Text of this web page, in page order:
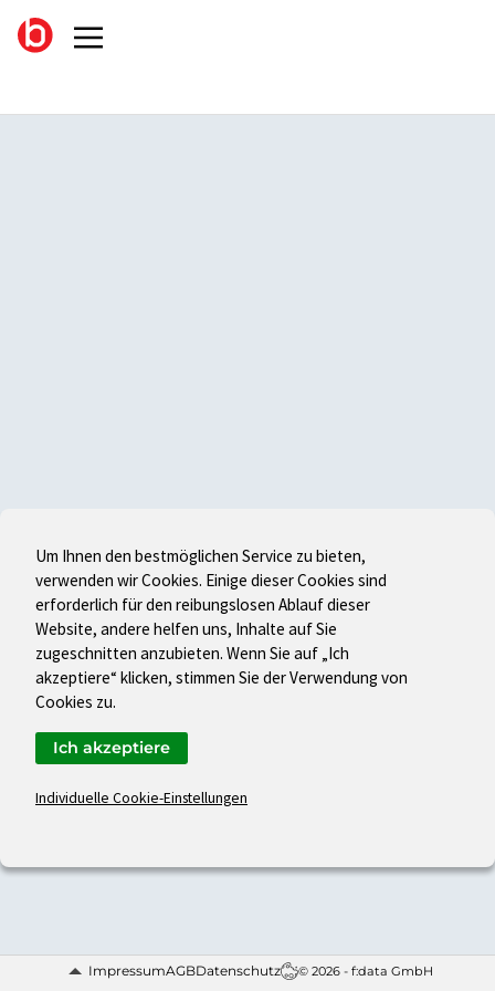
ImpressumAGBDatenschutz © 2026 - f:data GmbH
Um Ihnen den bestmöglichen Service zu bieten,
verwenden wir Cookies. Einige dieser Cookies sind
erforderlich für den reibungslosen Ablauf dieser
Website, andere helfen uns, Inhalte auf Sie
zugeschnitten anzubieten. Wenn Sie auf „Ich
akzeptiere“ klicken, stimmen Sie der Verwendung von
Cookies zu.
Individuelle Cookie-Einstellungen
Ich akzeptiere